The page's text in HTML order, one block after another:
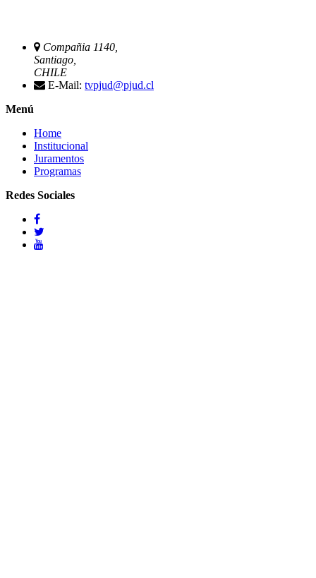
Compañia 1140,
Santiago,
CHILE
E-Mail: tvpjud@pjud.cl
Menú
Home
Institucional
Juramentos
Programas
Redes Sociales